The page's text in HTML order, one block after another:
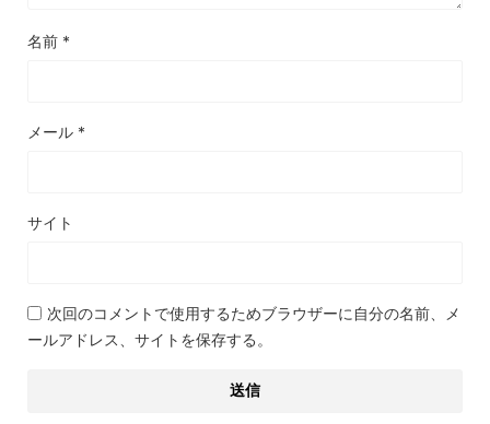
名前 *
メール *
サイト
次回のコメントで使用するためブラウザーに自分の名前、メ
ールアドレス、サイトを保存する。